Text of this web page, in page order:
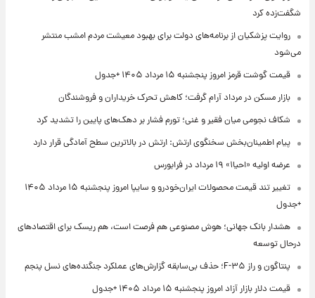
شگفت‌زده کرد
روایت پزشکیان از برنامه‌های دولت برای بهبود معیشت مردم امشب منتشر
می‌شود
قیمت گوشت قرمز امروز پنجشنبه ۱۵ مرداد ۱۴۰۵ +جدول
بازار مسکن در مرداد آرام گرفت؛ کاهش تحرک خریداران و فروشندگان
شکاف نجومی میان فقیر و غنی؛ تورم فشار بر دهک‌های پایین را تشدید کرد
پیام اطمینان‌بخش سخنگوی ارتش: ارتش در بالاترین سطح آمادگی قرار دارد
عرضه اولیه «احیا۱» ۱۹ مرداد در فرابورس
تغییر تند قیمت محصولات ایران‌خودرو و سایپا امروز پنجشنبه ۱۵ مرداد ۱۴۰۵
+جدول
هشدار بانک جهانی؛ هوش مصنوعی هم فرصت است، هم ریسک برای اقتصادهای
درحال توسعه
پنتاگون و راز F-۳۵؛ حذف بی‌سابقه گزارش‌های عملکرد جنگنده‌های نسل پنجم
قیمت دلار بازار آزاد امروز پنجشنبه ۱۵ مرداد ۱۴۰۵ +جدول